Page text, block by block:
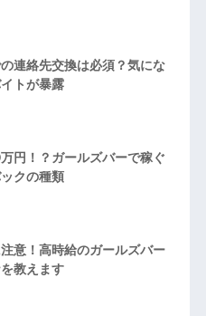
連絡先交換は必須？気にな
トが暴露
円！？ガールズバーで稼ぐ
クの種類
意！高時給のガールズバー
教えます